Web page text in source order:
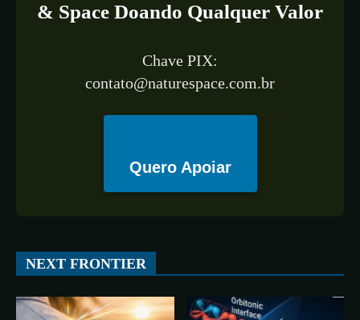
& Space Doando Qualquer Valor
Chave PIX:
contato@naturespace.com.br
Quero Apoiar
NEXT FRONTIER